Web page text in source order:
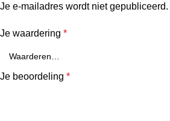
Je e-mailadres wordt niet gepubliceerd.
Je waardering *
Je beoordeling *